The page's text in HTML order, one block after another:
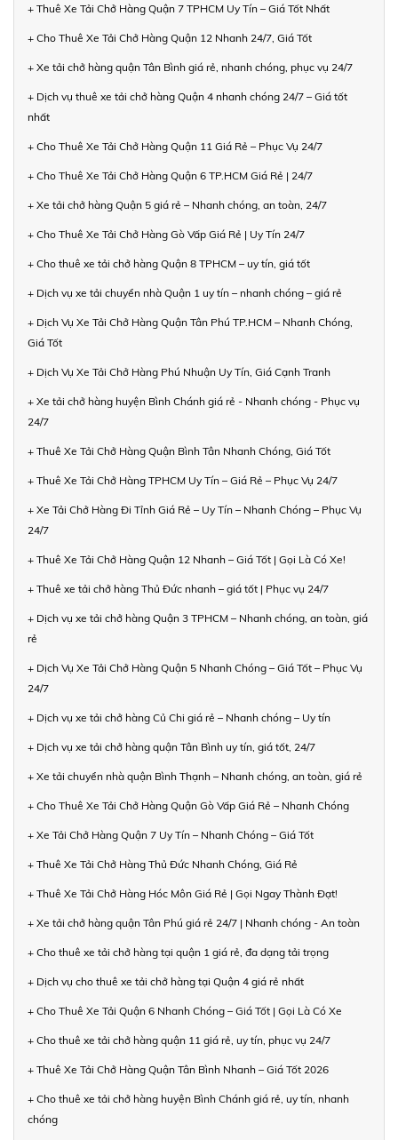
+ Thuê Xe Tải Chở Hàng Quận 7 TPHCM Uy Tín – Giá Tốt Nhất
+ Cho Thuê Xe Tải Chở Hàng Quận 12 Nhanh 24/7, Giá Tốt
+ Xe tải chở hàng quận Tân Bình giá rẻ, nhanh chóng, phục vụ 24/7
+ Dịch vụ thuê xe tải chở hàng Quận 4 nhanh chóng 24/7 – Giá tốt
nhất
+ Cho Thuê Xe Tải Chở Hàng Quận 11 Giá Rẻ – Phục Vụ 24/7
+ Cho Thuê Xe Tải Chở Hàng Quận 6 TP.HCM Giá Rẻ | 24/7
+ Xe tải chở hàng Quận 5 giá rẻ – Nhanh chóng, an toàn, 24/7
+ Cho Thuê Xe Tải Chở Hàng Gò Vấp Giá Rẻ | Uy Tín 24/7
+ Cho thuê xe tải chở hàng Quận 8 TPHCM – uy tín, giá tốt
+ Dịch vụ xe tải chuyển nhà Quận 1 uy tín – nhanh chóng – giá rẻ
+ Dịch Vụ Xe Tải Chở Hàng Quận Tân Phú TP.HCM – Nhanh Chóng,
Giá Tốt
+ Dịch Vụ Xe Tải Chở Hàng Phú Nhuận Uy Tín, Giá Cạnh Tranh
+ Xe tải chở hàng huyện Bình Chánh giá rẻ - Nhanh chóng - Phục vụ
24/7
+ Thuê Xe Tải Chở Hàng Quận Bình Tân Nhanh Chóng, Giá Tốt
+ Thuê Xe Tải Chở Hàng TPHCM Uy Tín – Giá Rẻ – Phục Vụ 24/7
+ Xe Tải Chở Hàng Đi Tỉnh Giá Rẻ – Uy Tín – Nhanh Chóng – Phục Vụ
24/7
+ Thuê Xe Tải Chở Hàng Quận 12 Nhanh – Giá Tốt | Gọi Là Có Xe!
+ Thuê xe tải chở hàng Thủ Đức nhanh – giá tốt | Phục vụ 24/7
+ Dịch vụ xe tải chở hàng Quận 3 TPHCM – Nhanh chóng, an toàn, giá
rẻ
+ Dịch Vụ Xe Tải Chở Hàng Quận 5 Nhanh Chóng – Giá Tốt – Phục Vụ
24/7
+ Dịch vụ xe tải chở hàng Củ Chi giá rẻ – Nhanh chóng – Uy tín
+ Dịch vụ xe tải chở hàng quận Tân Bình uy tín, giá tốt, 24/7
+ Xe tải chuyển nhà quận Bình Thạnh – Nhanh chóng, an toàn, giá rẻ
+ Cho Thuê Xe Tải Chở Hàng Quận Gò Vấp Giá Rẻ – Nhanh Chóng
+ Xe Tải Chở Hàng Quận 7 Uy Tín – Nhanh Chóng – Giá Tốt
+ Thuê Xe Tải Chở Hàng Thủ Đức Nhanh Chóng, Giá Rẻ
+ Thuê Xe Tải Chở Hàng Hóc Môn Giá Rẻ | Gọi Ngay Thành Đạt!
+ Xe tải chở hàng quận Tân Phú giá rẻ 24/7 | Nhanh chóng - An toàn
+ Cho thuê xe tải chở hàng tại quận 1 giá rẻ, đa dạng tải trọng
+ Dịch vụ cho thuê xe tải chở hàng tại Quận 4 giá rẻ nhất
+ Cho Thuê Xe Tải Quận 6 Nhanh Chóng – Giá Tốt | Gọi Là Có Xe
+ Cho thuê xe tải chở hàng quận 11 giá rẻ, uy tín, phục vụ 24/7
+ Thuê Xe Tải Chở Hàng Quận Tân Bình Nhanh – Giá Tốt 2026
+ Cho thuê xe tải chở hàng huyện Bình Chánh giá rẻ, uy tín, nhanh
chóng